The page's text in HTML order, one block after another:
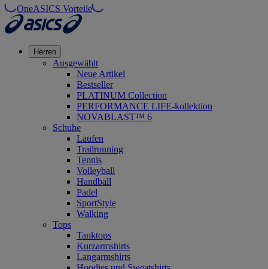
OneASICS Vorteile
Herren
Ausgewählt
Neue Artikel
Bestseller
PLATINUM Collection
PERFORMANCE LIFE-kollektion
NOVABLAST™ 6
Schuhe
Laufen
Trailrunning
Tennis
Volleyball
Handball
Padel
SportStyle
Walking
Tops
Tanktops
Kurzarmshirts
Langarmshirts